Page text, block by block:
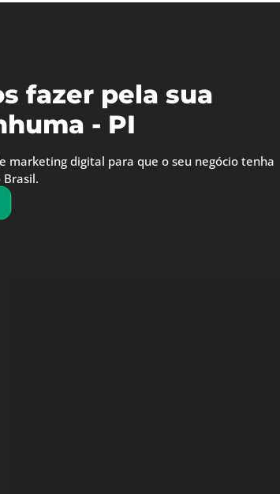
fazer pela sua
- PI
marketing digital para que o seu negócio tenha
Brasil.